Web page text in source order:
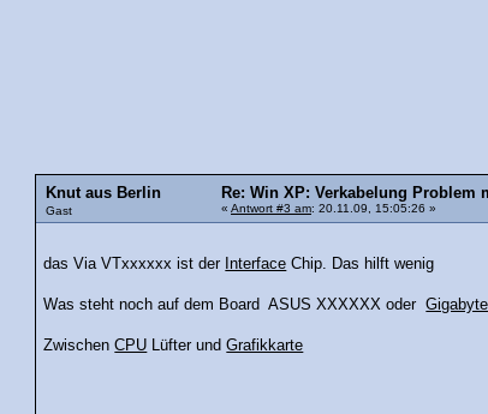
Knut aus Berlin
Gast
Re: Win XP: Verkabelung Problem
« Antwort #3 am: 20.11.09, 15:05:26 »
das Via VTxxxxxx ist der Interface Chip. Das hilft wenig
Was steht noch auf dem Board ASUS XXXXXX oderGigabyte
ZwischenCPU Lüfter undGrafikkarte